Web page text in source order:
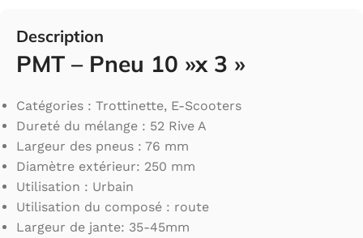
Description
PMT – Pneu 10 »x 3 »
Catégories : Trottinette, E-Scooters
Dureté du mélange : 52 Rive A
Largeur des pneus : 76 mm
Diamètre extérieur: 250 mm
Utilisation : Urbain
Utilisation du composé : route
Largeur de jante: 35-45mm